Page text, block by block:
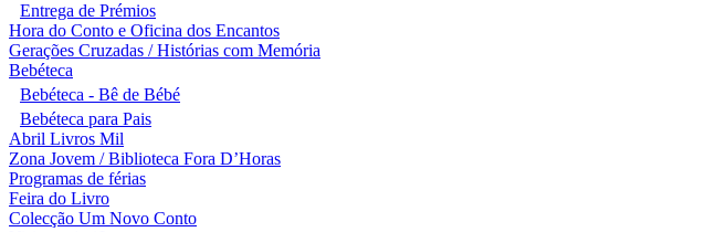
Entrega de Prémios
Hora do Conto e Oficina dos Encantos
Gerações Cruzadas / Histórias com Memória
Bebéteca
Bebéteca - Bê de Bébé
Bebéteca para Pais
Abril Livros Mil
Zona Jovem / Biblioteca Fora D’Horas
Programas de férias
Feira do Livro
Colecção Um Novo Conto